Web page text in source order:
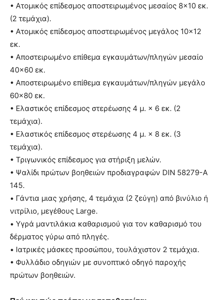
• Ατομικός επίδεσμος αποστειρωμένος μεσαίος 8×10 εκ.
(2 τεμάχια).
• Ατομικός επίδεσμος αποστειρωμένος μεγάλος 10×12
εκ.
• Αποστειρωμένο επίθεμα εγκαυμάτων/πληγών μεσαίο
40×60 εκ.
• Αποστειρωμένο επίθεμα εγκαυμάτων/πληγών μεγάλο
60×80 εκ.
• Ελαστικός επίδεσμος στερέωσης 4 μ. × 6 εκ. (2
τεμάχια).
• Ελαστικός επίδεσμος στερέωσης 4 μ. × 8 εκ. (3
τεμάχια).
• Τριγωνικός επίδεσμος για στήριξη μελών.
• Ψαλίδι πρώτων βοηθειών προδιαγραφών DIN 58279-A
145.
• Γάντια μιας χρήσης, 4 τεμάχια (2 ζεύγη) από βινύλιο ή
νιτρίλιο, μεγέθους Large.
• Υγρά μαντιλάκια καθαρισμού για τον καθαρισμό του
δέρματος γύρω από πληγές.
• Ιατρικές μάσκες προσώπου, τουλάχιστον 2 τεμάχια.
• Φυλλάδιο οδηγιών με συνοπτικό οδηγό παροχής
πρώτων βοηθειών.